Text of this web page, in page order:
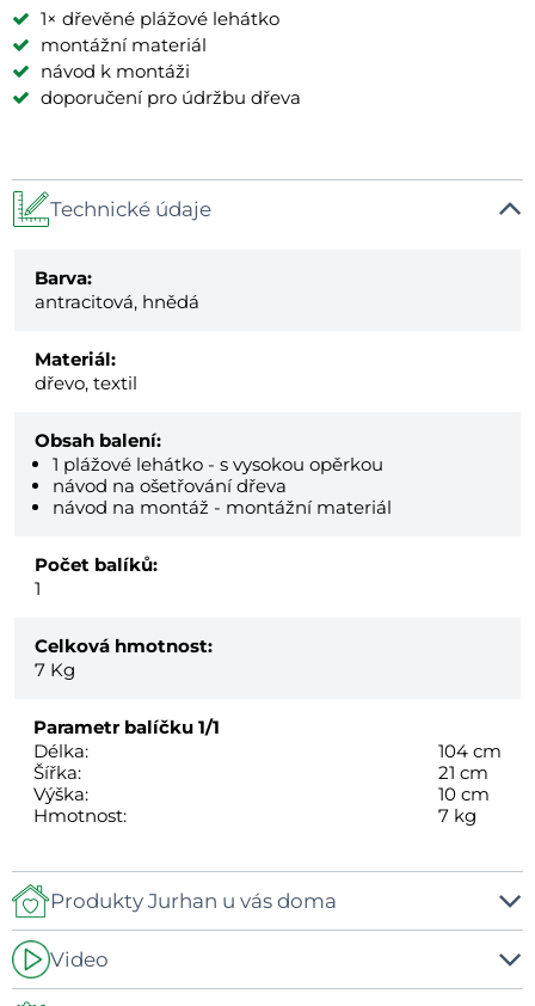
1× dřevěné plážové lehátko
montážní materiál
návod k montáži
doporučení pro údržbu dřeva
Technické údaje
Barva:
antracitová, hnědá
Materiál:
dřevo, textil
Obsah balení:
1 plážové lehátko - s vysokou opěrkou
návod na ošetřování dřeva
návod na montáž - montážní materiál
Počet balíků:
1
Celková hmotnost:
7 Kg
Parametr balíčku 1/1
Délka:
104 cm
Šířka:
21 cm
Výška:
10 cm
Hmotnost:
7 kg
Produkty Jurhan u vás doma
Video